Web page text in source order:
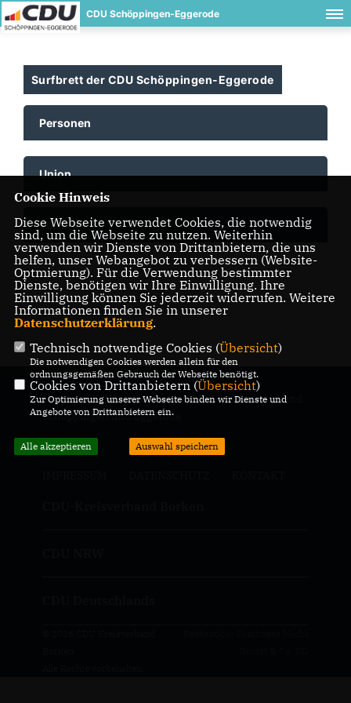
CDU Schöppingen-Eggerode
Surfbrett der CDU Schöppingen-Eggerode
Personen
Union
Vor Ort
Herzlich Willkommen beim CDU-Gemeindeverband
Schöppingen und Eggerode
Cookie Hinweis
Diese Webseite verwendet Cookies, die notwendig
sind, um die Webseite zu nutzen. Weiterhin
verwenden wir Dienste von Drittanbietern, die uns
helfen, unser Webangebot zu verbessern (Website-
Optmierung). Für die Verwendung bestimmter
Dienste, benötigen wir Ihre Einwilligung. Ihre
Einwilligung können Sie jederzeit widerrufen. Weitere
Informationen finden Sie in unserer
Datenschutzerklärung.
Technisch notwendige Cookies (Übersicht)
Die notwendigen Cookies werden allein für den
ordnungsgemäßen Gebrauch der Webseite benötigt.
Cookies von Drittanbietern (Übersicht)
Zur Optimierung unserer Webseite binden wir Dienste und
Angebote von Drittanbietern ein.
Alle akzeptieren Auswahl speichern